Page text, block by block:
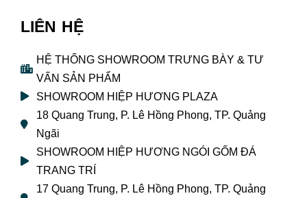
LIÊN HỆ
HỆ THỐNG SHOWROOM TRƯNG BÀY & TƯ
VẤN SẢN PHẨM
SHOWROOM HIỆP HƯƠNG PLAZA
18 Quang Trung, P. Lê Hồng Phong, TP. Quảng
Ngãi
SHOWROOM HIỆP HƯƠNG NGÓI GỐM ĐÁ
TRANG TRÍ
17 Quang Trung, P. Lê Hồng Phong, TP. Quảng